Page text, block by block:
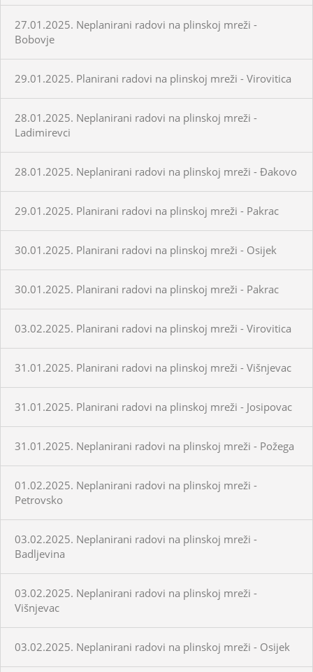
27.01.2025. Neplanirani radovi na plinskoj mreži -
Bobovje
29.01.2025. Planirani radovi na plinskoj mreži - Virovitica
28.01.2025. Neplanirani radovi na plinskoj mreži -
Ladimirevci
28.01.2025. Neplanirani radovi na plinskoj mreži - Đakovo
29.01.2025. Planirani radovi na plinskoj mreži - Pakrac
30.01.2025. Planirani radovi na plinskoj mreži - Osijek
30.01.2025. Planirani radovi na plinskoj mreži - Pakrac
03.02.2025. Planirani radovi na plinskoj mreži - Virovitica
31.01.2025. Planirani radovi na plinskoj mreži - Višnjevac
31.01.2025. Planirani radovi na plinskoj mreži - Josipovac
31.01.2025. Neplanirani radovi na plinskoj mreži - Požega
01.02.2025. Neplanirani radovi na plinskoj mreži -
Petrovsko
03.02.2025. Neplanirani radovi na plinskoj mreži -
Badljevina
03.02.2025. Neplanirani radovi na plinskoj mreži -
Višnjevac
03.02.2025. Neplanirani radovi na plinskoj mreži - Osijek